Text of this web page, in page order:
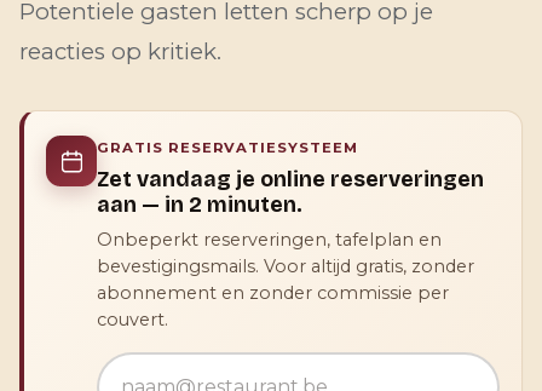
Potentiele gasten letten scherp op je
reacties op kritiek.
GRATIS RESERVATIESYSTEEM
Zet vandaag je online reserveringen
aan — in 2 minuten.
Onbeperkt reserveringen, tafelplan en
bevestigingsmails. Voor altijd gratis, zonder
abonnement en zonder commissie per
couvert.
E-mailadres